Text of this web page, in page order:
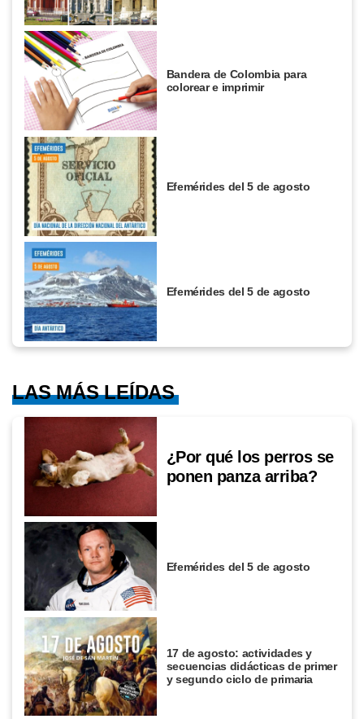
Bandera de Colombia para
colorear e imprimir
Efemérides del 5 de agosto
Efemérides del 5 de agosto
LAS MÁS LEÍDAS
¿Por qué los perros se
ponen panza arriba?
Efemérides del 5 de agosto
17 de agosto: actividades y
secuencias didácticas de primer
y segundo ciclo de primaria